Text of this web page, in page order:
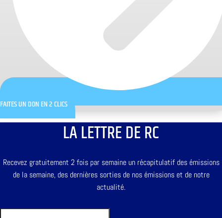
FAITES UN DON EN 2 CLICS
LA LETTRE DE RC
Recevez gratuitement 2 fois par semaine un récapitulatif des émissions
de la semaine, des dernières sorties de nos émissions et de notre
actualité.